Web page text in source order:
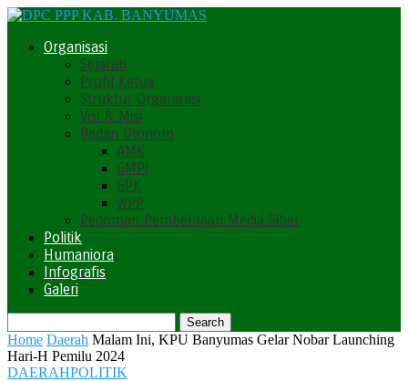
Organisasi
Sejarah
Profil Ketua
Struktur Organisasi
Visi & Misi
Badan Otonom
AMK
GMPI
GPK
WPP
Pedoman Pemberitaan Media Siber
Politik
Humaniora
Infografis
Galeri
Home Daerah Malam Ini, KPU Banyumas Gelar Nobar Launching
Hari-H Pemilu 2024
DAERAHPOLITIK